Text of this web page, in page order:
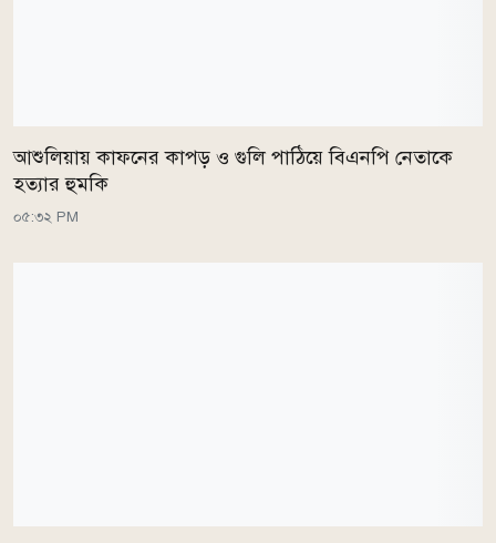
আশুলিয়ায় কাফনের কাপড় ও গুলি পাঠিয়ে বিএনপি নেতাকে
হত্যার হুমকি
০৫:৩২ PM